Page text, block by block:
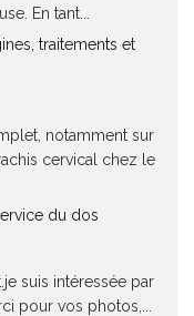
En tant...
traitements et
notamment sur
cervical chez le
du dos
suis intéressée par
pour vos photos,...